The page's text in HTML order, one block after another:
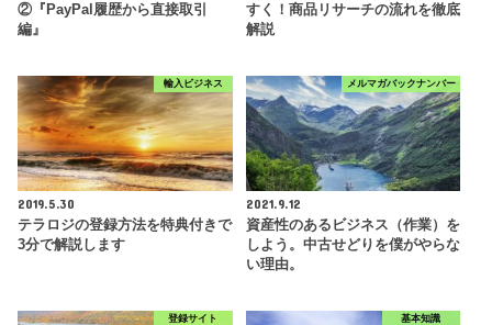
②『PayPal履歴から直接取引
編』
すく！商品リサーチの流れを徹底
解説
輸入ビジネス
2019.5.30
テラロジの登録方法を特典付きで
3分で解説します
メルマガバックナンバー
2021.9.12
資産性のあるビジネス（作業）を
しよう。中古せどりを僕がやらな
い理由。
登録サイト 基本知識